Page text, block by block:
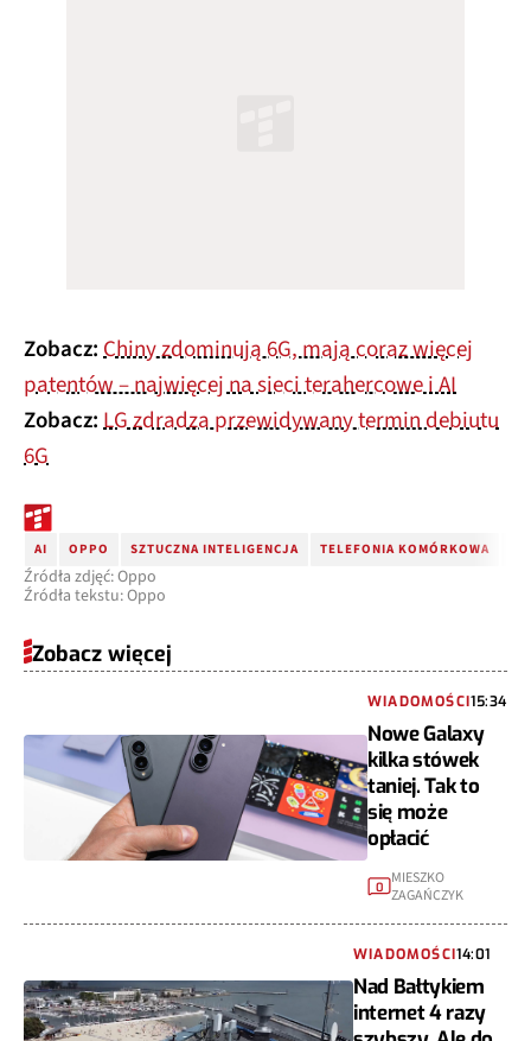
Zobacz:Chiny zdominują 6G, mają coraz więcej
patentów – najwięcej na sieci terahercowe i AI
Zobacz:LG zdradza przewidywany termin debiutu
6G
AI OPPO SZTUCZNA INTELIGENCJA TELEFONIA KOMÓRKOWA
Źródła zdjęć: Oppo
Źródła tekstu: Oppo
Zobacz więcej
WIADOMOŚCI15:34
Nowe Galaxy
kilka stówek
taniej. Tak to
się może
opłacić
0
MIESZKO
ZAGAŃCZYK
WIADOMOŚCI14:01
Nad Bałtykiem
internet 4 razy